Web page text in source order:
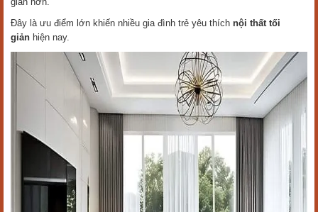
Đây là ưu điểm lớn khiến nhiều gia đình trẻ yêu thích nội thất tối
giản hiện nay.